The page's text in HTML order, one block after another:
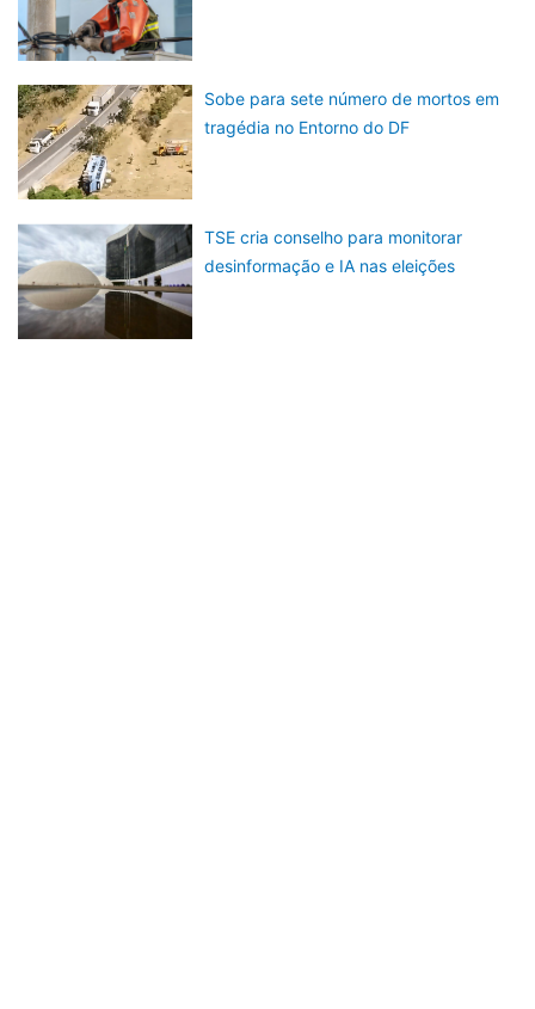
Sobe para sete número de mortos em
tragédia no Entorno do DF
TSE cria conselho para monitorar
desinformação e IA nas eleições